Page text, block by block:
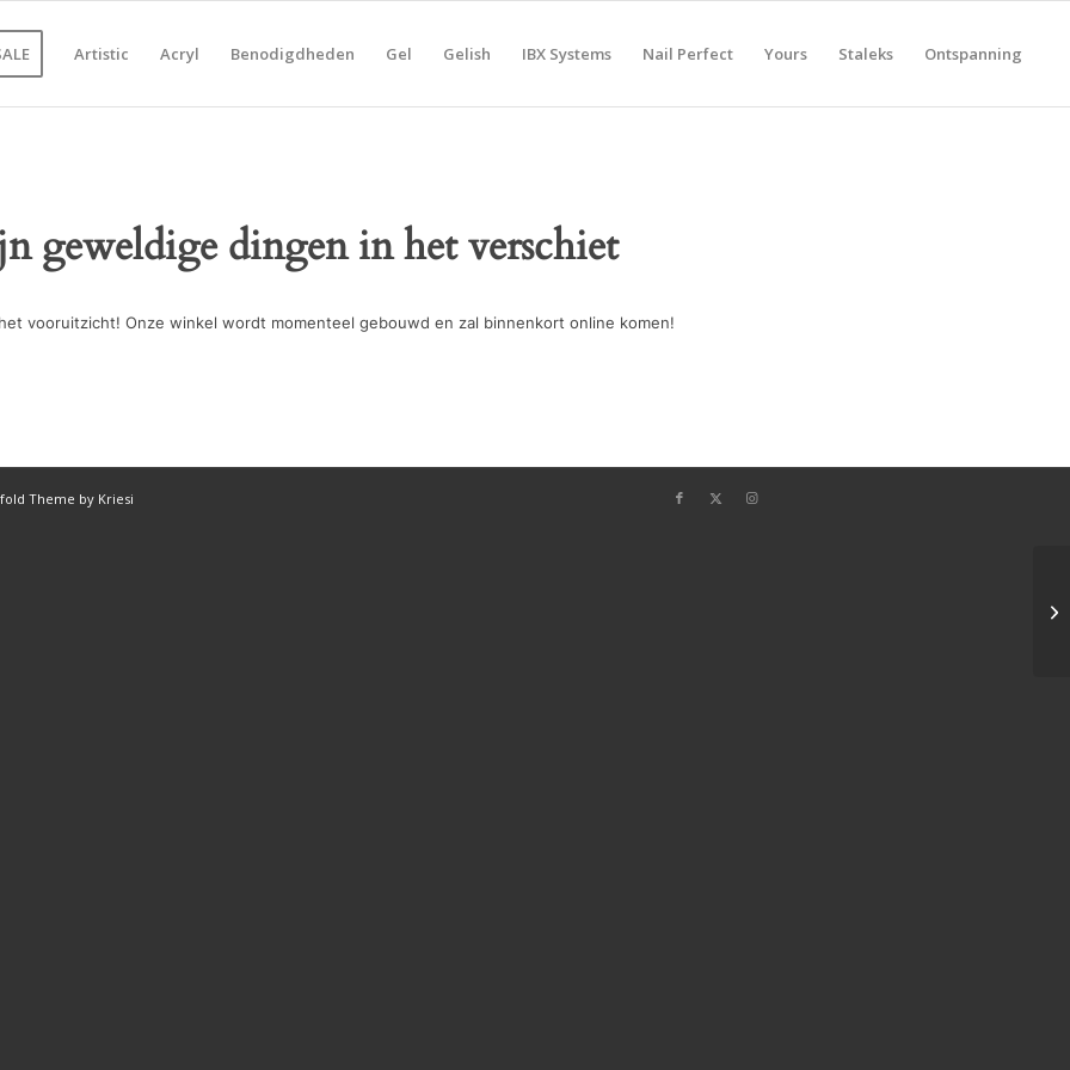
Artistic Acryl Benodigdheden Gel Gelish IBX Systems Nail Perfect Yours Staleks Ontspanning
geweldige dingen in het verschiet
vooruitzicht! Onze winkel wordt momenteel gebouwd en zal binnenkort online komen!
Theme by Kriesi